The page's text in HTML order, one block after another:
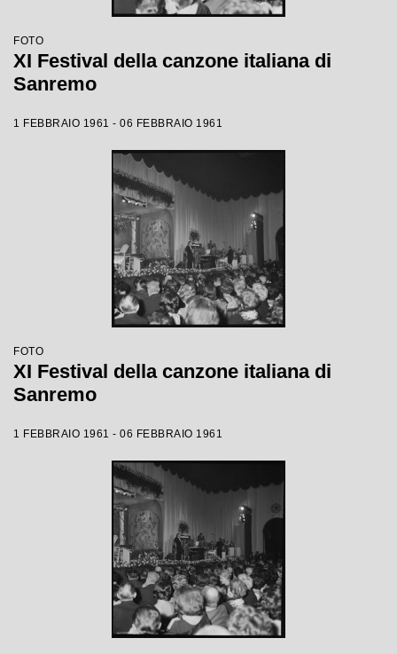
FOTO
XI Festival della canzone italiana di
Sanremo
1 FEBBRAIO 1961 - 06 FEBBRAIO 1961
FOTO
XI Festival della canzone italiana di
Sanremo
1 FEBBRAIO 1961 - 06 FEBBRAIO 1961